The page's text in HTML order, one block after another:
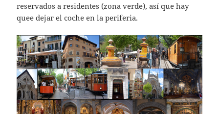
reservados a residentes (zona verde), así que hay
quee dejar el coche en la periferia.